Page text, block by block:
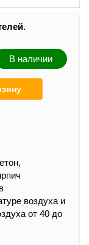
В наличии
воздуха и
от 40 до